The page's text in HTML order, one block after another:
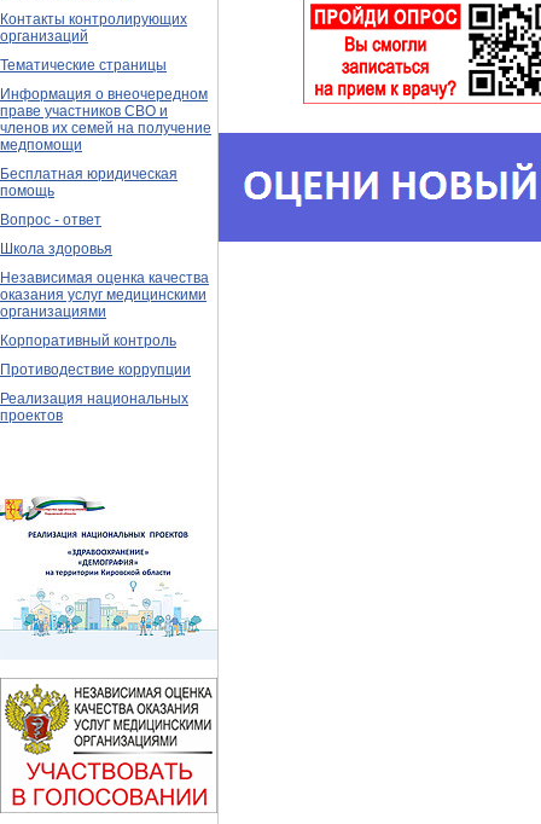
Контакты контролирующих
организаций
Тематические страницы
Информация о внеочередном
праве участников СВО и
членов их семей на получение
медпомощи
Бесплатная юридическая
помощь
Вопрос - ответ
Школа здоровья
Независимая оценка качества
оказания услуг медицинскими
организациями
Корпоративный контроль
Противодествие коррупции
Реализация национальных
проектов